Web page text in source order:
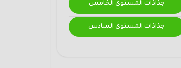
جذاذات المستوى الخامس
جذاذات المستوى السادس